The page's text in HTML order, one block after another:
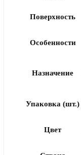
Поверхность
Особенности
Назначение
Упаковка (шт.)
Цвет